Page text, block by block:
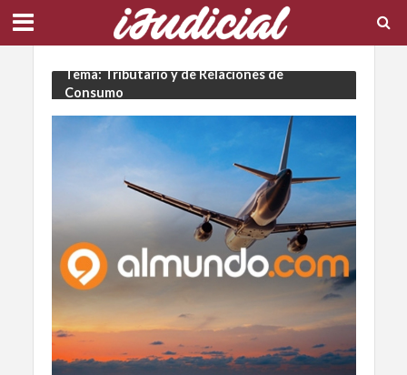
Tema: Tributario y de Relaciones de
Consumo